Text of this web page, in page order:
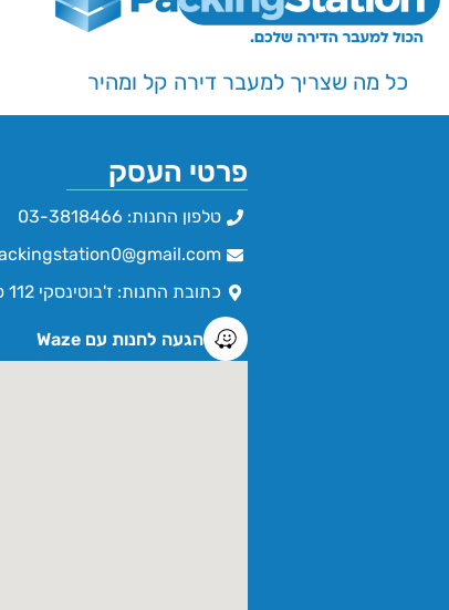
כל מה שצריך למעבר דירה קל ומהיר
פרטי העסק
טלפון החנות: 03-3818466
כתובת החנות: ז'בוטינסקי 112 פתח תקווה
הגעה לחנות עם Waze